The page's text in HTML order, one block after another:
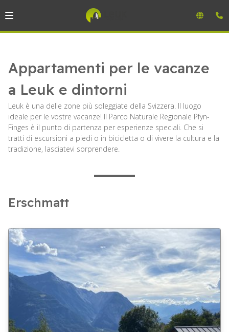
Appartamenti per le vacanze
a Leuk e dintorni
Leuk è una delle zone più soleggiate della Svizzera. Il luogo
ideale per le vostre vacanze! Il Parco Naturale Regionale Pfyn-
Finges è il punto di partenza per esperienze speciali. Che si
tratti di escursioni a piedi o in bicicletta o di vivere la cultura e la
tradizione, lasciatevi sorprendere.
Erschmatt